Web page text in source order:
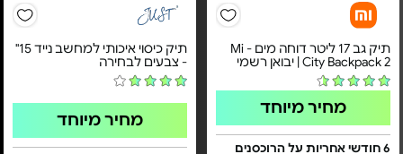
תיק גב 17 ליטר דוחה מים - Mi
City Backpack 2 | יבואן רשמי
מחיר מיוחד
6 חודשי אחריות על הרוכסנים
תיק כיסוי איכותי למחשב נייד 15"
- צבעים לבחירה
מחיר מיוחד